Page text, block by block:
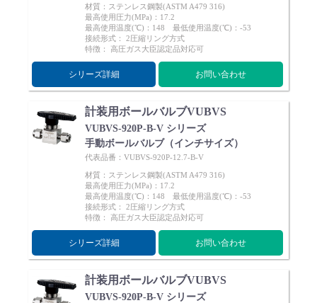
材質：ステンレス鋼製(ASTM A479 316)
最高使用圧力(MPa)：17.2
最高使用温度(℃)：148 最低使用温度(℃)：-53
接続形式： 2圧縮リング方式
特徴： 高圧ガス大臣認定品対応可
シリーズ詳細 お問い合わせ
計装用ボールバルブVUBVS
VUBVS-920P-B-V シリーズ
手動ボールバルブ（インチサイズ）
代表品番：VUBVS-920P-12.7-B-V
材質：ステンレス鋼製(ASTM A479 316)
最高使用圧力(MPa)：17.2
最高使用温度(℃)：148 最低使用温度(℃)：-53
接続形式： 2圧縮リング方式
特徴： 高圧ガス大臣認定品対応可
シリーズ詳細 お問い合わせ
計装用ボールバルブVUBVS
VUBVS-920P-B-V シリーズ